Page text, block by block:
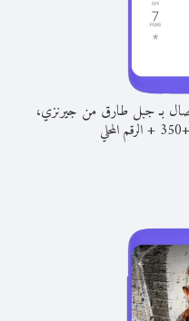
بـ جبل طارق من جيرنزي،
+
350
+الرقم المحلي